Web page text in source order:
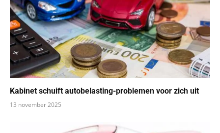
Kabinet schuift autobelasting-problemen voor zich uit
13 november 2025